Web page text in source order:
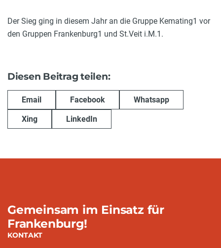
Der Sieg ging in diesem Jahr an die Gruppe Kemating1 vor
den Gruppen Frankenburg1 und St.Veit i.M.1.
Diesen Beitrag teilen:
Email Facebook Whatsapp
Xing LinkedIn
Gemeinsam im Einsatz für
Frankenburg!
KONTAKT